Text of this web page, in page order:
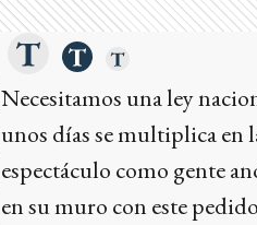
Necesitamos una ley
unos días se multiplica en
espectáculo como gente
en su muro con este